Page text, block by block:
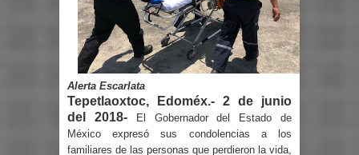
Alerta Escarlata
Tepetlaoxtoc, Edoméx.- 2 de junio
del 2018-
El Gobernador del Estado de
México expresó sus condolencias a los
familiares de las personas que perdieron la vida,